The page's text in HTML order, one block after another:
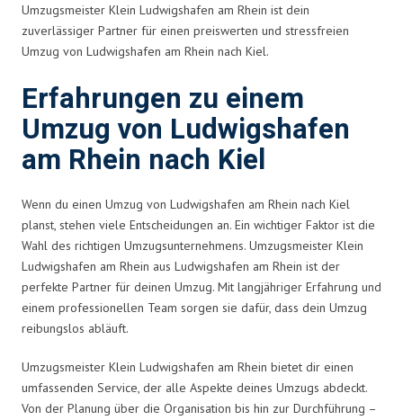
Umzugsmeister Klein Ludwigshafen am Rhein ist dein
zuverlässiger Partner für einen preiswerten und stressfreien
Umzug von Ludwigshafen am Rhein nach Kiel.
Erfahrungen zu einem
Umzug von Ludwigshafen
am Rhein nach Kiel
Wenn du einen Umzug von Ludwigshafen am Rhein nach Kiel
planst, stehen viele Entscheidungen an. Ein wichtiger Faktor ist die
Wahl des richtigen Umzugsunternehmens. Umzugsmeister Klein
Ludwigshafen am Rhein aus Ludwigshafen am Rhein ist der
perfekte Partner für deinen Umzug. Mit langjähriger Erfahrung und
einem professionellen Team sorgen sie dafür, dass dein Umzug
reibungslos abläuft.
Umzugsmeister Klein Ludwigshafen am Rhein bietet dir einen
umfassenden Service, der alle Aspekte deines Umzugs abdeckt.
Von der Planung über die Organisation bis hin zur Durchführung –